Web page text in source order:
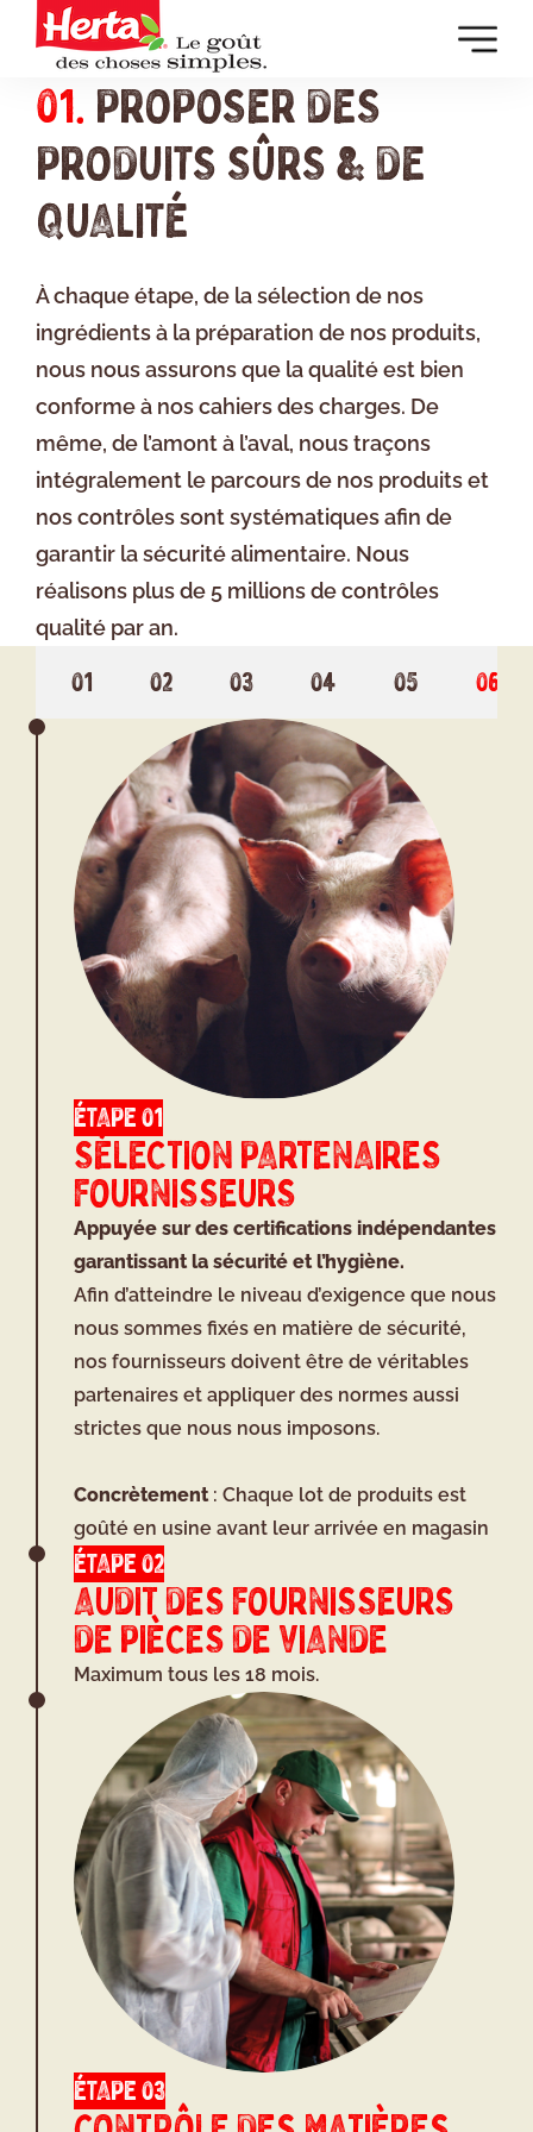
01. PROPOSER DES
PRODUITS SÛRS & DE
QUALITÉ
À chaque étape, de la sélection de nos
ingrédients à la préparation de nos produits,
nous nous assurons que la qualité est bien
conforme à nos cahiers des charges. De
même, de l’amont à l’aval, nous traçons
intégralement le parcours de nos produits et
nos contrôles sont systématiques afin de
garantir la sécurité alimentaire. Nous
réalisons plus de 5 millions de contrôles
qualité par an.
01 02 03 04 05 06
ÉTAPE 01
SÉLECTION PARTENAIRES
FOURNISSEURS
Appuyée sur des certifications indépendantes
garantissant la sécurité et l’hygiène.
Afin d’atteindre le niveau d’exigence que nous
nous sommes fixés en matière de sécurité,
nos fournisseurs doivent être de véritables
partenaires et appliquer des normes aussi
strictes que nous nous imposons.
Concrètement: Chaque lot de produits est
goûté en usine avant leur arrivée en magasin
ÉTAPE 02
AUDIT DES FOURNISSEURS
DE PIÈCES DE VIANDE
Maximum tous les 18 mois.
ÉTAPE 03